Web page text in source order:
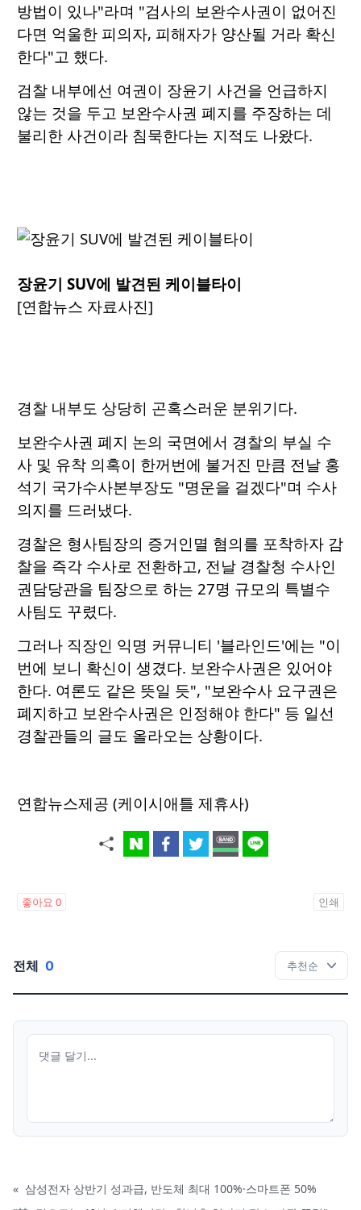
방법이 있나"라며 "검사의 보완수사권이 없어진
다면 억울한 피의자, 피해자가 양산될 거라 확신
한다"고 했다.
검찰 내부에선 여권이 장윤기 사건을 언급하지
않는 것을 두고 보완수사권 폐지를 주장하는 데
불리한 사건이라 침묵한다는 지적도 나왔다.
장윤기 SUV에 발견된 케이블타이
[연합뉴스 자료사진]
경찰 내부도 상당히 곤혹스러운 분위기다.
보완수사권 폐지 논의 국면에서 경찰의 부실 수
사 및 유착 의혹이 한꺼번에 불거진 만큼 전날 홍
석기 국가수사본부장도 "명운을 걸겠다"며 수사
의지를 드러냈다.
경찰은 형사팀장의 증거인멸 혐의를 포착하자 감
찰을 즉각 수사로 전환하고, 전날 경찰청 수사인
권담당관을 팀장으로 하는 27명 규모의 특별수
사팀도 꾸렸다.
그러나 직장인 익명 커뮤니티 '블라인드'에는 "이
번에 보니 확신이 생겼다. 보완수사권은 있어야
한다. 여론도 같은 뜻일 듯", "보완수사 요구권은
폐지하고 보완수사권은 인정해야 한다" 등 일선
경찰관들의 글도 올라오는 상황이다.
연합뉴스제공 (케이시애틀 제휴사)
좋아요 0 인쇄
전체 0
« 삼성전자 상반기 성과급, 반도체 최대 100%·스마트폰 50%